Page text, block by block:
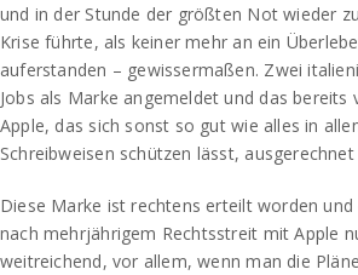
und in der Stunde der größten Not wieder
Krise führte, als keiner mehr an ein
auferstanden – gewissermaßen. Zwei
Jobs als Marke angemeldet und das
Apple, das sich sonst so gut wie alles in
Schreibweisen schützen lässt,
Diese Marke ist rechtens erteilt worden
nach mehrjährigem Rechtsstreit mit Apple
weitreichend, vor allem, wenn man die